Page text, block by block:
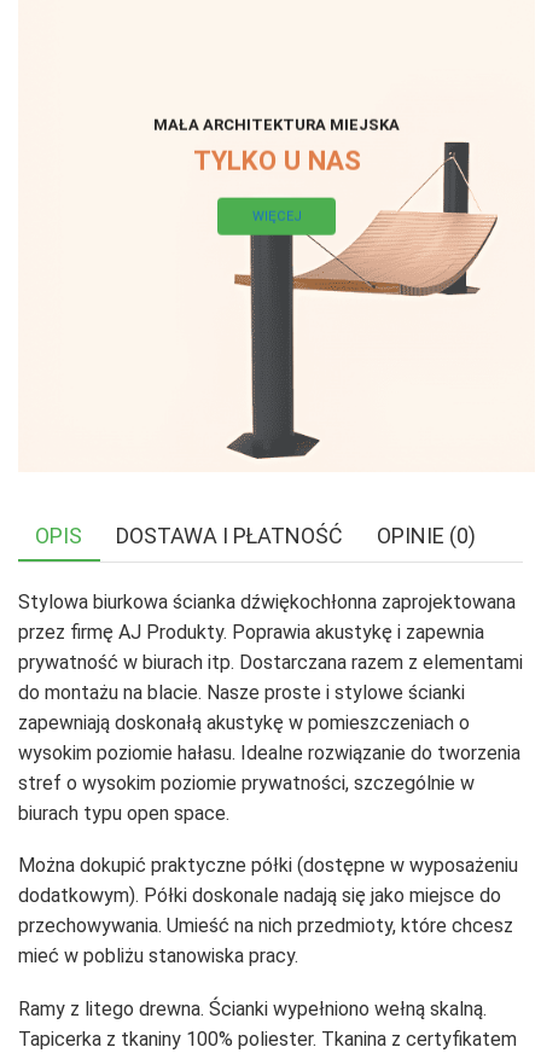
MAŁA ARCHITEKTURA MIEJSKA
TYLKO U NAS
WIĘCEJ
OPIS DOSTAWA I PŁATNOŚĆ OPINIE (0)
Stylowa biurkowa ścianka dźwiękochłonna zaprojektowana
przez firmę AJ Produkty. Poprawia akustykę i zapewnia
prywatność w biurach itp. Dostarczana razem z elementami
do montażu na blacie. Nasze proste i stylowe ścianki
zapewniają doskonałą akustykę w pomieszczeniach o
wysokim poziomie hałasu. Idealne rozwiązanie do tworzenia
stref o wysokim poziomie prywatności, szczególnie w
biurach typu open space.
Można dokupić praktyczne półki (dostępne w wyposażeniu
dodatkowym). Półki doskonale nadają się jako miejsce do
przechowywania. Umieść na nich przedmioty, które chcesz
mieć w pobliżu stanowiska pracy.
Ramy z litego drewna. Ścianki wypełniono wełną skalną.
Tapicerka z tkaniny 100% poliester. Tkanina z certyfikatem